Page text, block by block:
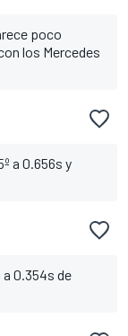
poco
los Mercedes
a 0.656s y
0.354s de